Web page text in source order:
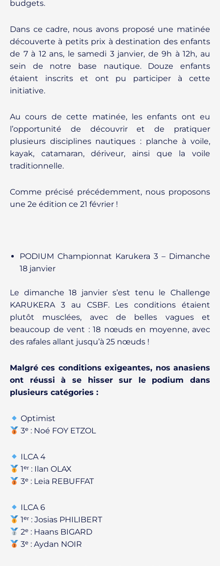
budgets.
Dans ce cadre, nous avons proposé une matinée
découverte à petits prix à destination des enfants
de 7 à 12 ans, le samedi 3 janvier, de 9h à 12h, au
sein de notre base nautique. Douze enfants
étaient inscrits et ont pu participer à cette
initiative.
Au cours de cette matinée, les enfants ont eu
l’opportunité de découvrir et de pratiquer
plusieurs disciplines nautiques : planche à voile,
kayak, catamaran, dériveur, ainsi que la voile
traditionnelle.
Comme précisé précédemment, nous proposons
une 2e édition ce 21 février !
PODIUM Championnat Karukera 3 – Dimanche
18 janvier
Le dimanche 18 janvier s’est tenu le Challenge
KARUKERA 3 au CSBF. Les conditions étaient
plutôt musclées, avec de belles vagues et
beaucoup de vent : 18 nœuds en moyenne, avec
des rafales allant jusqu’à 25 nœuds !
Malgré ces conditions exigeantes, nos anasiens
ont réussi à se hisser sur le podium dans
plusieurs catégories :
Optimist
3ᵉ : Noé FOY ETZOL
ILCA 4
1ᵉʳ : Ilan OLAX
3ᵉ : Leia REBUFFAT
ILCA 6
1ᵉʳ : Josias PHILIBERT
2ᵉ : Haans BIGARD
3ᵉ : Aydan NOIR